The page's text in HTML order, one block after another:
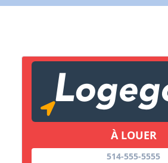
À LOUER
514-555-5555
Lien vers inscription (sera
Copier lien
X Fermer